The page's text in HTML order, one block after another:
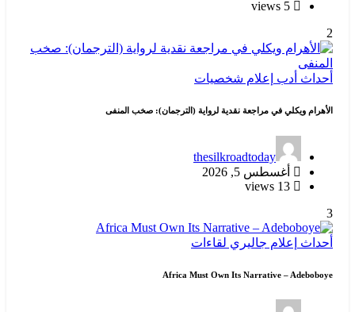
2
أحداث أدب إعلام شخصيات
الأهرام ويكلي في مراجعة نقدية لرواية (الترجمان): صخب المنفى
thesilkroadtoday
أغسطس 5, 2026
3
أحداث إعلام جاليري لقاءات
Africa Must Own Its Narrative – Adeboboye